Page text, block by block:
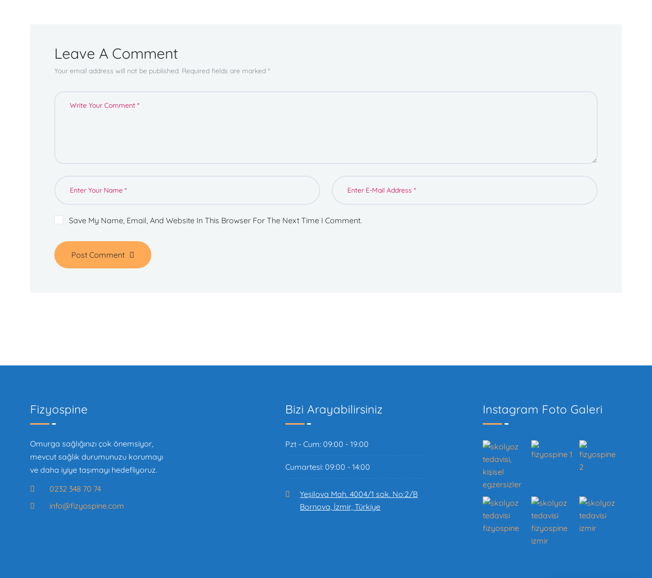
Leave A Comment
Your email address will not be published. Required fields are marked *
Save My Name, Email, And Website In This Browser For The Next Time I Comment.
Post Comment
Fizyospine
Omurga sağlığınızı çok önemsiyor,
mevcut sağlık durumunuzu korumayı
ve daha iyiye taşımayı hedefliyoruz.
0232 348 70 74
info@fizyospine.com
Bizi Arayabilirsiniz
Pzt - Cum: 09:00 - 19:00
Cumartesi: 09:00 - 14:00
Yeşilova Mah. 4004/1 sok. No:2/B
Bornova, İzmir, Türkiye
Instagram Foto Galeri